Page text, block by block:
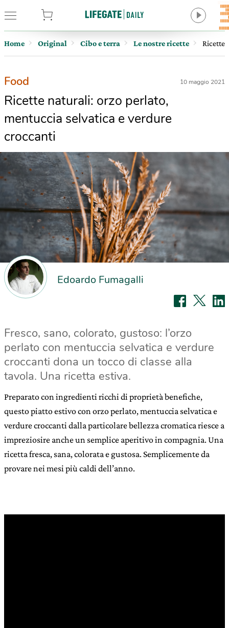
Home Original Cibo e terra Le nostre ricette Ricette
Food 10 maggio 2021
Ricette naturali: orzo perlato,
mentuccia selvatica e verdure
croccanti
Edoardo Fumagalli
Fresco, sano, colorato, gustoso: l’orzo
perlato con mentuccia selvatica e verdure
croccanti dona un tocco di classe alla
tavola. Una ricetta estiva.
Preparato con ingredienti ricchi di proprietà benefiche,
questo piatto estivo con orzo perlato, mentuccia selvatica e
verdure croccanti dalla particolare bellezza cromatica riesce a
impreziosire anche un semplice aperitivo in compagnia. Una
ricetta fresca, sana, colorata e gustosa. Semplicemente da
provare nei mesi più caldi dell’anno.